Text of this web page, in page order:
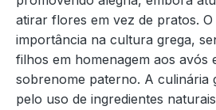
atirar flores em vez de pratos.
importância na cultura grega,
filhos em homenagem aos avós
sobrenome paterno. A culinária
pelo uso de ingredientes